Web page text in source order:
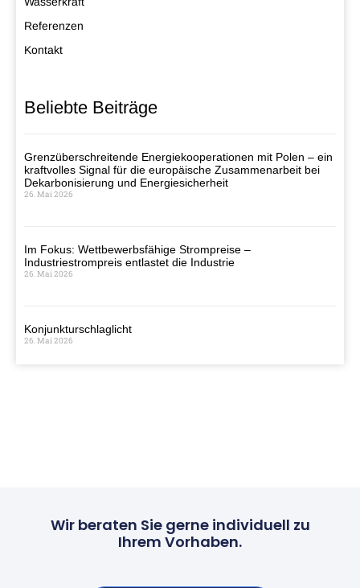
Referenzen
Kontakt
Beliebte Beiträge
Grenzüberschreitende Energiekooperationen mit Polen – ein
kraftvolles Signal für die europäische Zusammenarbeit bei
Dekarbonisierung und Energiesicherheit
26. Mai 2026
Im Fokus: Wettbewerbsfähige Strompreise –
Industriestrompreis entlastet die Industrie
26. Mai 2026
Konjunkturschlaglicht
26. Mai 2026
Wir beraten Sie gerne individuell zu
Ihrem Vorhaben.